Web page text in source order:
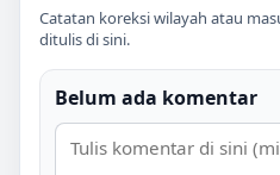
Catatan koreksi wilayah atau
ditulis di sini.
Belum ada komentar